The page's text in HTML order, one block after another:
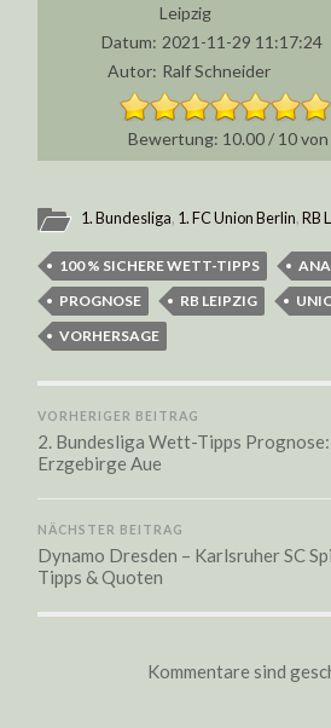
Leipzig
Datum: 2021-11-29 11:17:24
Autor: Ralf Schneider
10.00/ 10von
1. Bundesliga, 1. FC Union Berlin,RB
100 % SICHERE WETT-TIPPS
PROGNOSE
RB LEIPZIG
VORHERSAGE
VORHERIGER BEITRAG
2. Bundesliga Wett-Tipps
Erzgebirge Aue
NÄCHSTER BEITRAG
Dynamo Dresden – Karlsruher SC
Tipps & Quoten
Kommentare sind